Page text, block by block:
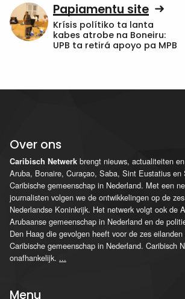
Papiamentu site
Krísis polítiko ta lanta
kabes atrobe na Boneiru:
UPB ta retirá apoyo pa MPB
Over ons
Caribisch Netwerk brengt nieuws, actualiteiten
Aruba, Bonaire, Curaçao, Saba, Sint Eustatius
Caribische gemeenschap in Nederland. Met een
journalisten volgen we de ontwikkelingen op de
Nederlandse Koninkrijk. Het netwerk volgt ook de
Arubaanse gemeenschap in Nederland en de
Den Haag die gevolgen heeft voor de zes
Caribische gemeenschap in Nederland. Caribisch
onafhankelijk. ...
Menu